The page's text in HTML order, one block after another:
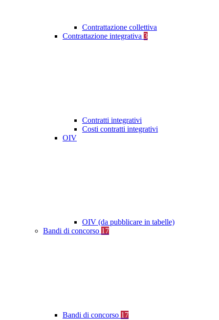
Contrattazione collettiva
Contrattazione integrativa 3
Contratti integrativi
Costi contratti integrativi
OIV
OIV (da pubblicare in tabelle)
Bandi di concorso 17
Bandi di concorso 17